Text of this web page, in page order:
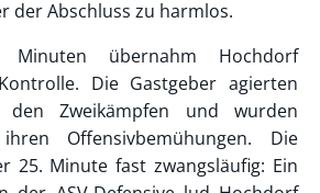
der Abschluss zu harmlos.
übernahm Hochdorf
Die Gastgeber agierten
Zweikämpfen und wurden
Offensivbemühungen. Die
25. Minute fast zwangsläufig: Ein